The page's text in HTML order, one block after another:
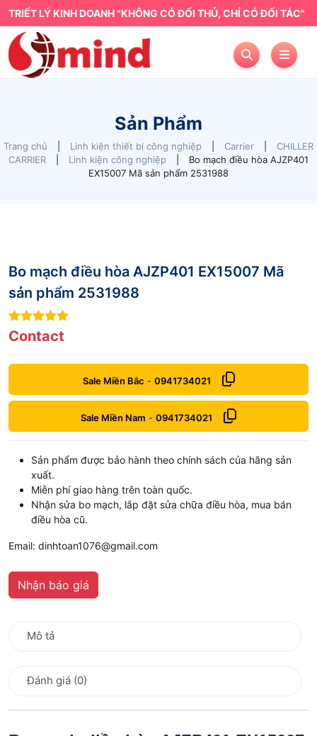
TRIẾT LÝ KINH DOANH "KHÔNG CÓ ĐỐI THỦ, CHỈ CÓ ĐỐI TÁC"
Sản Phẩm
Trang chủ Linh kiện thiết bị công nghiệp Carrier
CHILLER
CARRIER
Linh kiện công nghiệp
Bo mạch điều hòa AJZP401
EX15007 Mã sản phẩm 2531988
Bo mạch điều hòa AJZP401 EX15007 Mã
sản phẩm 2531988
5out of 5
Contact
Sale Miền Bắc - 0941734021
Sale Miền Nam - 0941734021
Sản phẩm được bảo hành theo chính sách của hãng sản
xuất.
Miễn phí giao hàng trên toàn quốc.
Nhận sửa bo mạch, lắp đặt sửa chữa điều hòa, mua bán
điều hòa cũ.
Email: dinhtoan1076@gmail.com
Nhận báo giá
Mô tả
Đánh giá (0)